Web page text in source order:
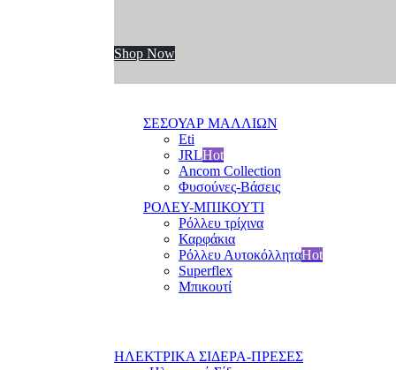
Shop Now
ΣΕΣΟΥΑΡ ΜΑΛΛΙΩΝ
Eti
JRLHot
Ancom Collection
Φυσούνες-Βάσεις
ΡΟΛΕΥ-ΜΠΙΚΟΥΤΙ
Ρόλλευ τρίχινα
Καρφάκια
Ρόλλευ ΑυτοκόλληταHot
Superflex
Μπικουτί
ΗΛΕΚΤΡΙΚΑ ΣΙΔΕΡΑ-ΠΡΕΣΕΣ